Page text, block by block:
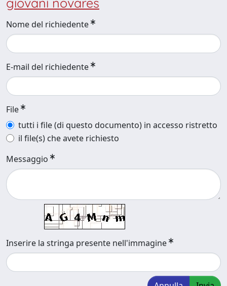
Nome del richiedente
E-mail del richiedente
File
tutti i file (di questo documento) in accesso ristretto
il file(s) che avete richiesto
Messaggio
Inserire la stringa presente nell'immagine